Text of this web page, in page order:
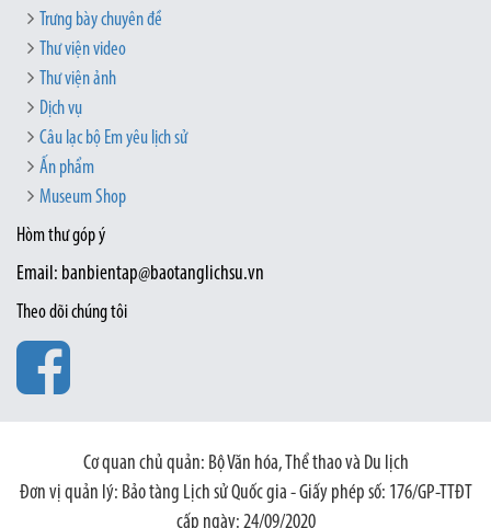
Trưng bày chuyên đề
Thư viện video
Thư viện ảnh
Dịch vụ
Câu lạc bộ Em yêu lịch sử
Ấn phẩm
Museum Shop
Hòm thư góp ý
Email: banbientap@baotanglichsu.vn
Theo dõi chúng tôi
Cơ quan chủ quản: Bộ Văn hóa, Thể thao và Du lịch
Đơn vị quản lý: Bảo tàng Lịch sử Quốc gia - Giấy phép số: 176/GP-TTĐT
cấp ngày: 24/09/2020